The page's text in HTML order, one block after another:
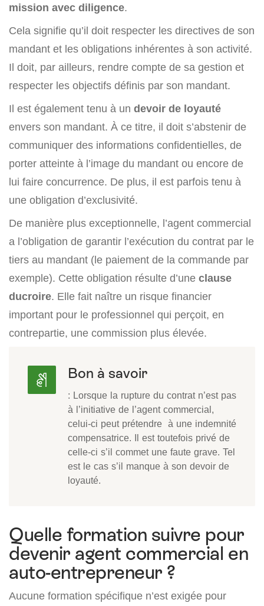
mission avec diligence.
Cela signifie qu’il doit respecter les directives de son
mandant et les obligations inhérentes à son activité.
Il doit, par ailleurs, rendre compte de sa gestion et
respecter les objectifs définis par son mandant.
Il est également tenu à un devoir de loyauté
envers son mandant. À ce titre, il doit s’abstenir de
communiquer des informations confidentielles, de
porter atteinte à l’image du mandant ou encore de
lui faire concurrence. De plus, il est parfois tenu à
une obligation d’exclusivité.
De manière plus exceptionnelle, l’agent commercial
a l’obligation de garantir l’exécution du contrat par le
tiers au mandant (le paiement de la commande par
exemple). Cette obligation résulte d’une clause
ducroire. Elle fait naître un risque financier
important pour le professionnel qui perçoit, en
contrepartie, une commission plus élevée.
Bon à savoir
: Lorsque la rupture du contrat n’est pas
à l’initiative de l’agent commercial,
celui-ci peut prétendre à une indemnité
compensatrice. Il est toutefois privé de
celle-ci s’il commet une faute grave. Tel
est le cas s’il manque à son devoir de
loyauté.
Quelle formation suivre pour
devenir agent commercial en
auto-entrepreneur ?
Aucune formation spécifique n’est exigée pour